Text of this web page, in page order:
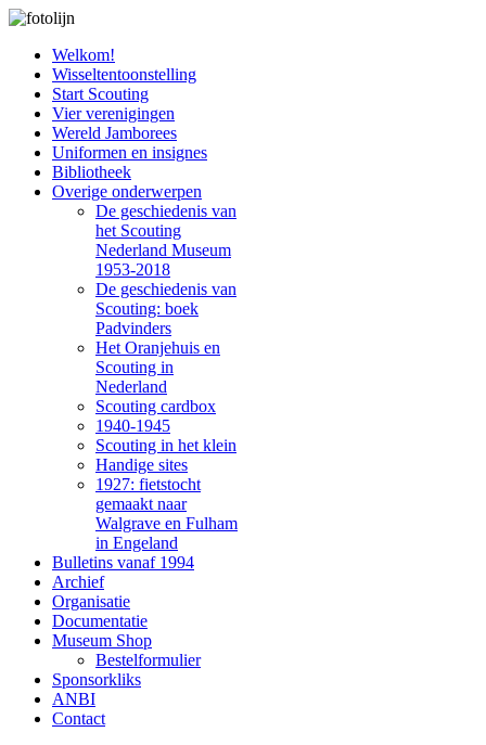
Welkom!
Wisseltentoonstelling
Start Scouting
Vier verenigingen
Wereld Jamborees
Uniformen en insignes
Bibliotheek
Overige onderwerpen
De geschiedenis van
het Scouting
Nederland Museum
1953-2018
De geschiedenis van
Scouting: boek
Padvinders
Het Oranjehuis en
Scouting in
Nederland
Scouting cardbox
1940-1945
Scouting in het klein
Handige sites
1927: fietstocht
gemaakt naar
Walgrave en Fulham
in Engeland
Bulletins vanaf 1994
Archief
Organisatie
Documentatie
Museum Shop
Bestelformulier
Sponsorkliks
ANBI
Contact